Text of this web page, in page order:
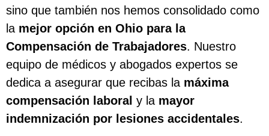
sino que también nos hemos consolidado como
la mejor opción en Ohio para la
Compensación de Trabajadores. Nuestro
equipo de médicos y abogados expertos se
dedica a asegurar que recibas la máxima
compensación laboral y la mayor
indemnización por lesiones accidentales.